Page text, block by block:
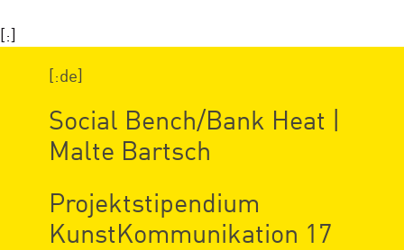
[:]
[:de]
Social Bench/Bank Heat |
Malte Bartsch
Projektstipendium
KunstKommunikation 17